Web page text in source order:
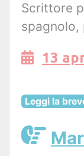
Scrittore
spagnolo,
13
Leggi la